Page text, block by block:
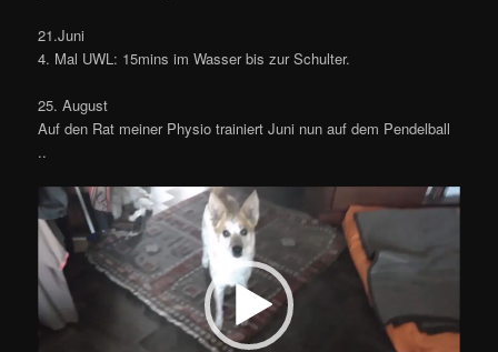
21.Juni
4. Mal UWL: 15mins im Wasser bis zur Schulter.
25. August
Auf den Rat meiner Physio trainiert Juni nun auf dem Pendelball
..
Video-
Player